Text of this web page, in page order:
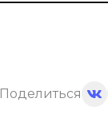
Поделиться